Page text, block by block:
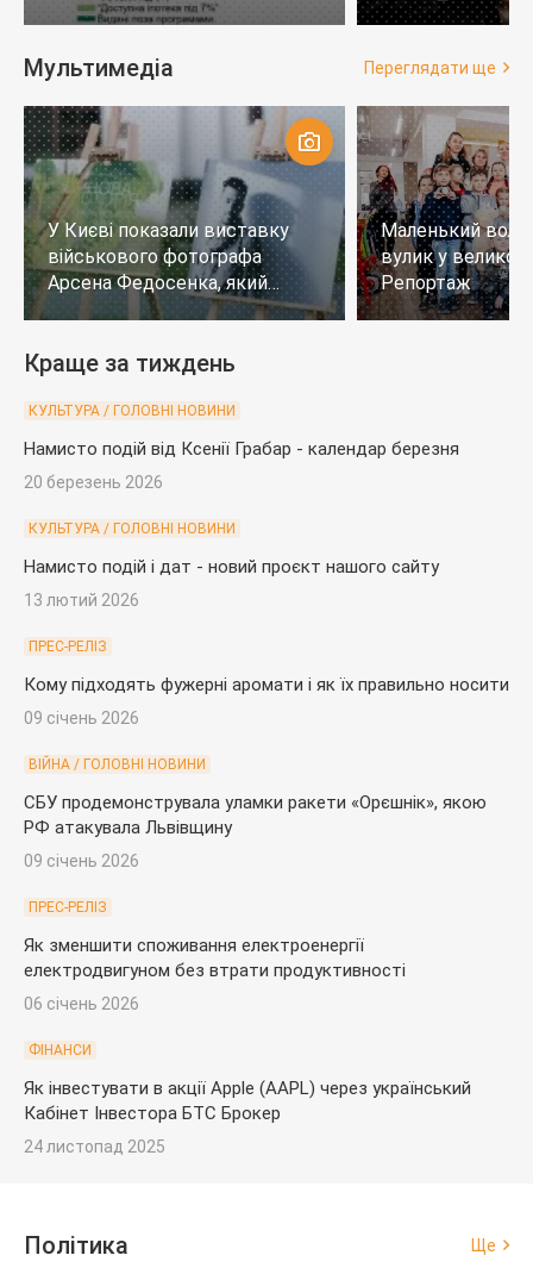
років
тих, хто не
Мультимедіа Переглядати ще
У Києві показали виставку
військового фотографа
Арсена Федосенка, який
загинув на війні
Маленький
вулик у
Репортаж
Краще за тиждень
КУЛЬТУРА / ГОЛОВНІ НОВИНИ
Намисто подій від Ксенії Грабар - календар березня
20 березень 2026
КУЛЬТУРА / ГОЛОВНІ НОВИНИ
Намисто подій і дат - новий проєкт нашого сайту
13 лютий 2026
ПРЕС-РЕЛІЗ
Кому підходять фужерні аромати і як їх правильно носити
09 січень 2026
ВІЙНА / ГОЛОВНІ НОВИНИ
СБУ продемонструвала уламки ракети «Орєшнік», якою
РФ атакувала Львівщину
09 січень 2026
ПРЕС-РЕЛІЗ
Як зменшити споживання електроенергії
електродвигуном без втрати продуктивності
06 січень 2026
ФІНАНСИ
Як інвестувати в акції Apple (AAPL) через український
Кабінет Інвестора БТС Брокер
24 листопад 2025
Політика Ще